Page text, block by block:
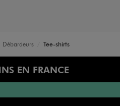
Débardeurs Tee-shirts
EN FRANCE